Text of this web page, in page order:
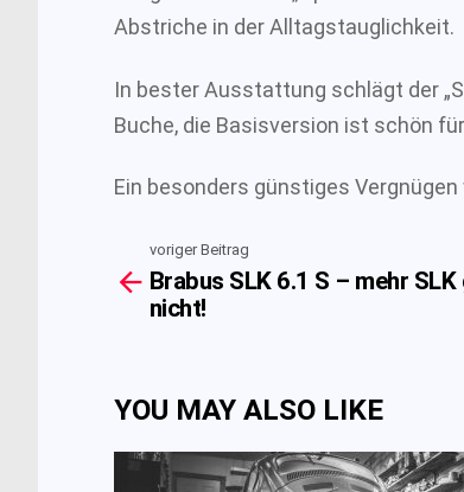
Abstriche in der Alltagstauglichkeit.
In bester Ausstattung schlägt der
Buche, die Basisversion ist schön
Ein besonders günstiges
more
voriger Beitrag
Brabus SLK 6.1 S – mehr SLK
nicht!
YOU MAY ALSO LIKE